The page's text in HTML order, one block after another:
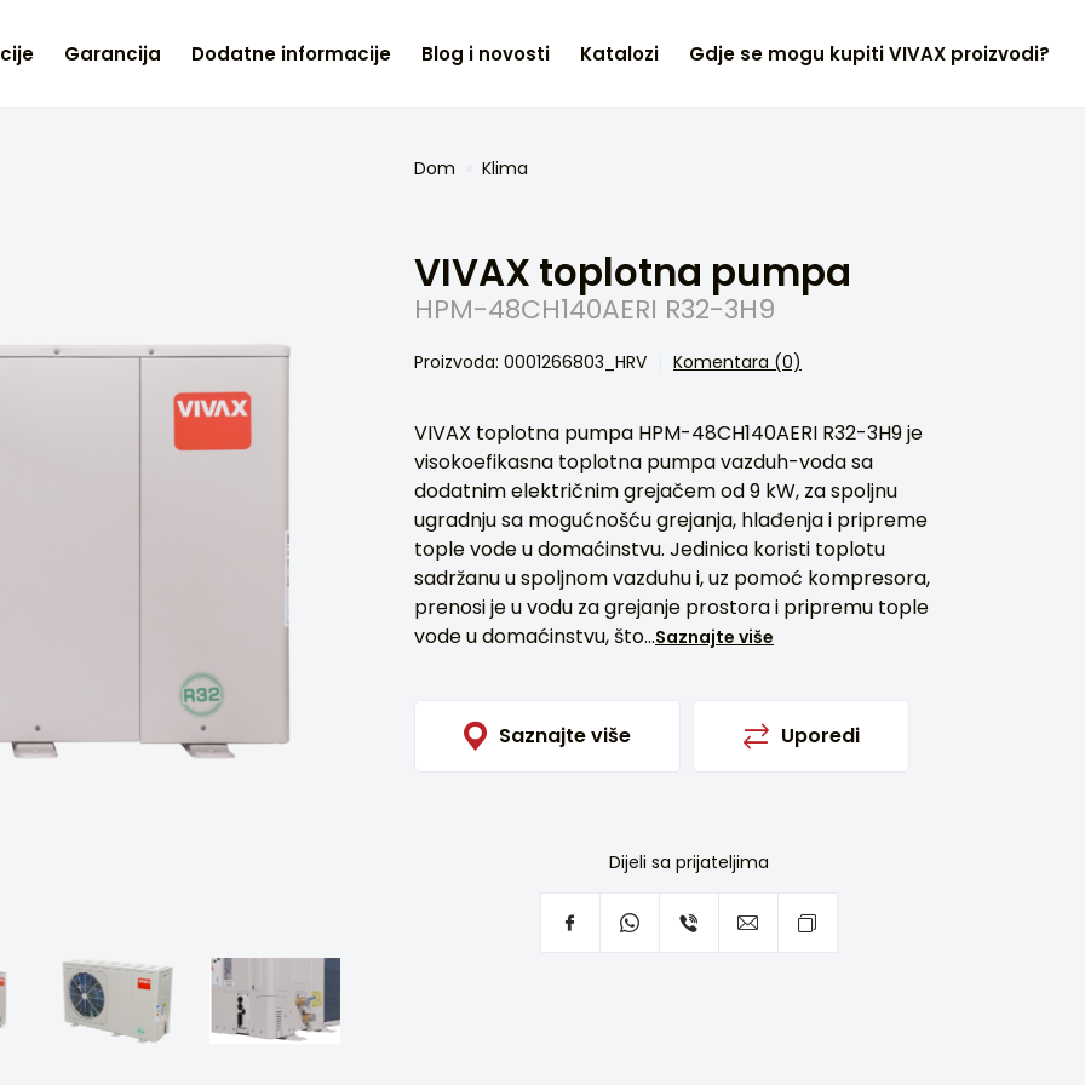
Garancija Dodatne informacije Blog i novosti Katalozi Gdje se mogu kupiti VIVAX proizvodi?
Dom Klima
VIVAX toplotna pumpa
HPM-48CH140AERI R32-3H9
Proizvoda: 0001266803_HRV Komentara (0)
VIVAX toplotna pumpa HPM-48CH140AERI R32-3H9 je
visokoefikasna toplotna pumpa vazduh-voda sa
dodatnim električnim grejačem od 9 kW, za spoljnu
ugradnju sa mogućnošću grejanja, hlađenja i pripreme
tople vode u domaćinstvu. Jedinica koristi toplotu
sadržanu u spoljnom vazduhu i, uz pomoć kompresora,
prenosi je u vodu za grejanje prostora i pripremu tople
vode u domaćinstvu, što...Saznajte više
Saznajte više Uporedi
Dijeli sa prijateljima